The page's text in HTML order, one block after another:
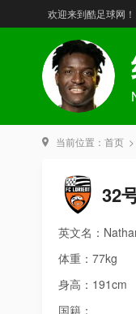
欢迎来到酷足球网！
当前位置： 首页 >
32
英文名：
体重：77kg
身高：191cm
国籍：